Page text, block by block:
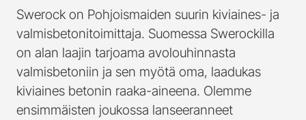
Swerock on Pohjoismaiden suurin kiviaines- ja
valmisbetonitoimittaja. Suomessa Swerockilla
on alan laajin tarjoama avolouhinnasta
valmisbetoniin ja sen myötä oma, laadukas
kiviaines betonin raaka-aineena. Olemme
ensimmäisten joukossa lanseeranneet